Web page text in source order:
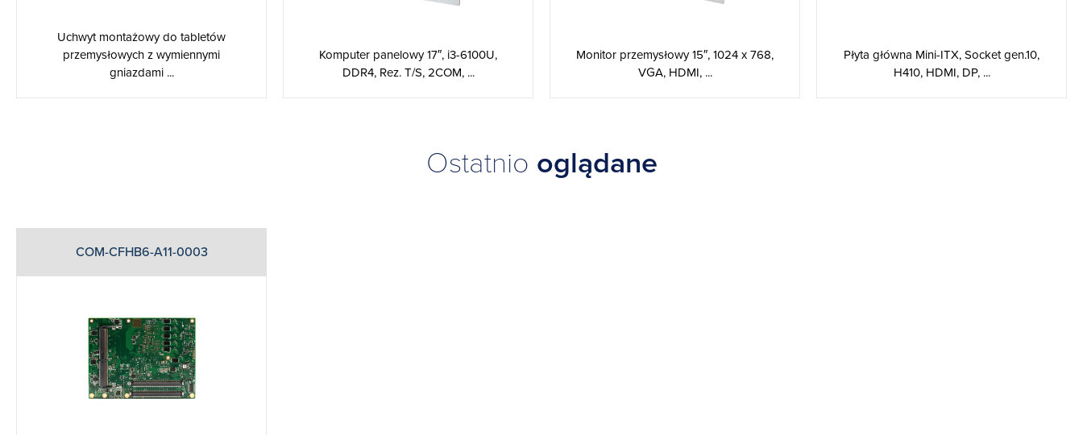
Uchwyt montażowy do tabletów
przemysłowych z wymiennymi
gniazdami ...
Komputer panelowy 17″, i3-6100U,
DDR4, Rez. T/S, 2COM, ...
Monitor przemysłowy 15″, 1024 x 768,
VGA, HDMI, ...
Płyta główna Mini-ITX, Socket gen.10,
H410, HDMI, DP, ...
Ostatnio oglądane
COM-CFHB6-A11-0003